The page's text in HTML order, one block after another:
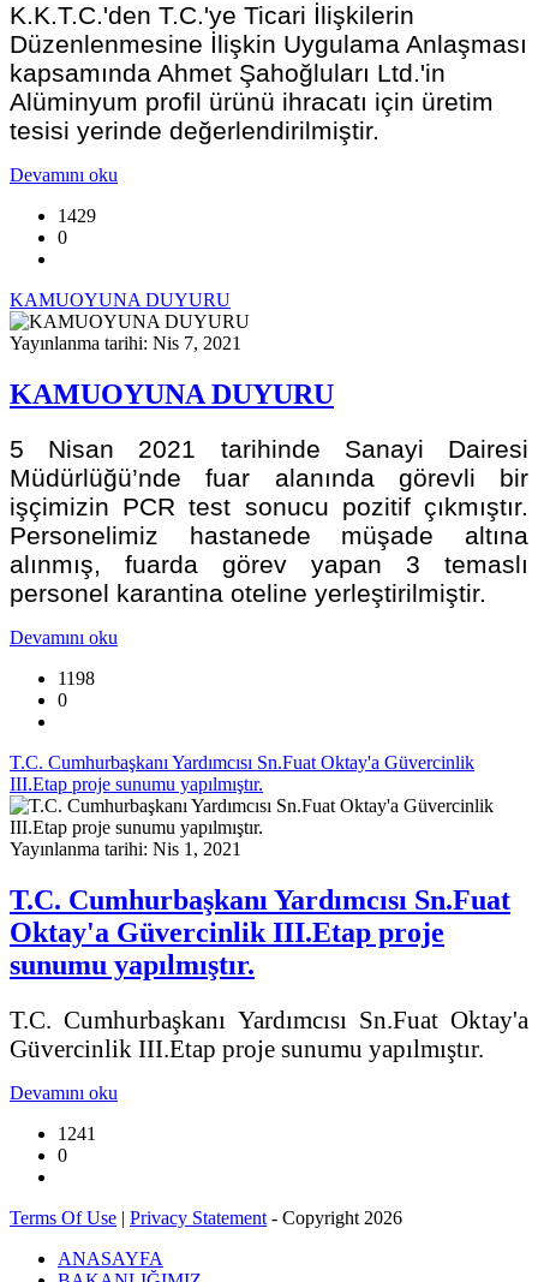
K.K.T.C.'den T.C.'ye Ticari İlişkilerin
Düzenlenmesine İlişkin Uygulama Anlaşması
kapsamında Ahmet Şahoğluları Ltd.'in
Alüminyum profil ürünü ihracatı için üretim
tesisi yerinde değerlendirilmiştir.
Devamını oku
1429
0
KAMUOYUNA DUYURU
Yayınlanma tarihi: Nis 7, 2021
KAMUOYUNA DUYURU
5 Nisan 2021 tarihinde Sanayi Dairesi
Müdürlüğü’nde fuar alanında görevli bir
işçimizin PCR test sonucu pozitif çıkmıştır.
Personelimiz hastanede müşade altına
alınmış, fuarda görev yapan 3 temaslı
personel karantina oteline yerleştirilmiştir.
Devamını oku
1198
0
T.C. Cumhurbaşkanı Yardımcısı Sn.Fuat Oktay'a Güvercinlik
III.Etap proje sunumu yapılmıştır.
Yayınlanma tarihi: Nis 1, 2021
T.C. Cumhurbaşkanı Yardımcısı Sn.Fuat
Oktay'a Güvercinlik III.Etap proje
sunumu yapılmıştır.
T.C. Cumhurbaşkanı Yardımcısı Sn.Fuat Oktay'a
Güvercinlik III.Etap proje sunumu yapılmıştır.
Devamını oku
1241
0
Terms Of Use | Privacy Statement - Copyright 2026
ANASAYFA